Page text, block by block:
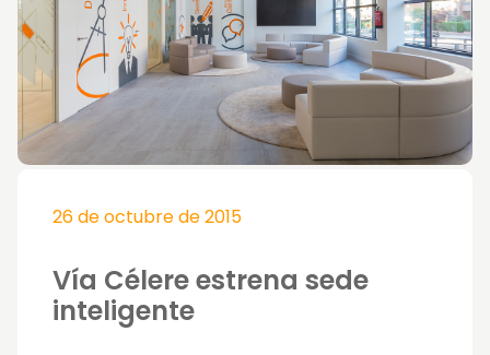
26 de octubre de 2015
Vía Célere estrena sede
inteligente